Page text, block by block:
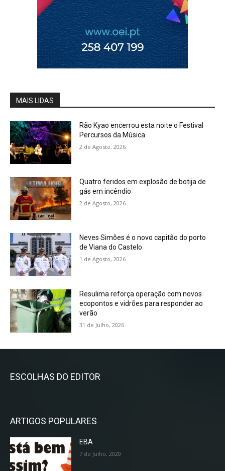
MAIS LIDAS
Rão Kyao encerrou esta noite o Festival
Percursos da Música
2 de Agosto, 2026
Quatro feridos em explosão de botija de
gás em incêndio
2 de Agosto, 2026
Neves Simões é o novo capitão do porto
de Viana do Castelo
1 de Agosto, 2026
Resulima reforça operação com novos
ecopontos e vidrões para responder ao
verão
31 de Julho, 2026
ESCOLHAS DO EDITOR
ARTIGOS POPULARES
EBA
7 de Julho, 2020